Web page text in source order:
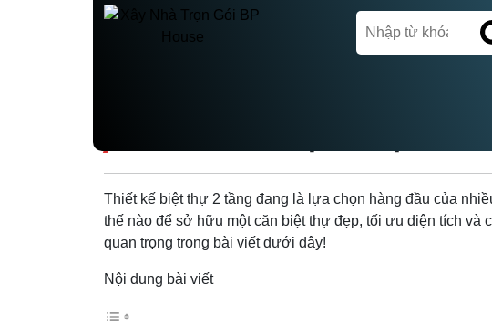
THIẾT KẾ BIỆT THỰ 2
Thiết kế biệt thự 2 tầng đang là lựa chọn hàng đầu của
thế nào để sở hữu một căn biệt thự đẹp, tối ưu diện tích
quan trọng trong bài viết dưới đây!
Nội dung bài viết